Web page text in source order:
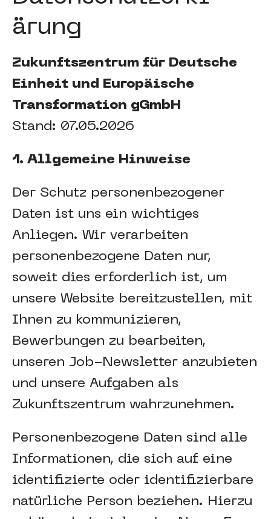
ärung
Zukunftszentrum für Deutsche
Einheit und Europäische
Transformation gGmbH
Stand: 07.05.2026
1. Allgemeine Hinweise
Der Schutz personenbezogener
Daten ist uns ein wichtiges
Anliegen. Wir verarbeiten
personenbezogene Daten nur,
soweit dies erforderlich ist, um
unsere Website bereitzustellen, mit
Ihnen zu kommunizieren,
Bewerbungen zu bearbeiten,
unseren Job-Newsletter anzubieten
und unsere Aufgaben als
Zukunftszentrum wahrzunehmen.
Personenbezogene Daten sind alle
Informationen, die sich auf eine
identifizierte oder identifizierbare
natürliche Person beziehen. Hierzu